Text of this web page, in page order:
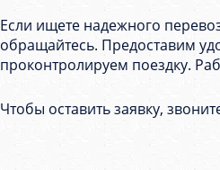
Если ищете надежного
обращайтесь. Предоставим
проконтролируем поездку.
Чтобы оставить заявку,